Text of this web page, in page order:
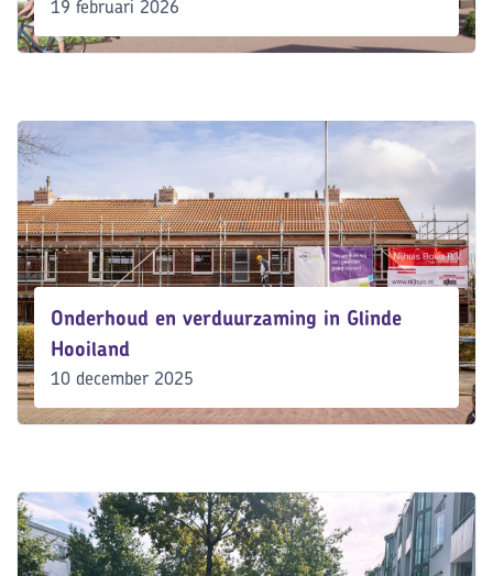
19 februari 2026
Onderhoud en verduurzaming in Glinde
Hooiland
10 december 2025